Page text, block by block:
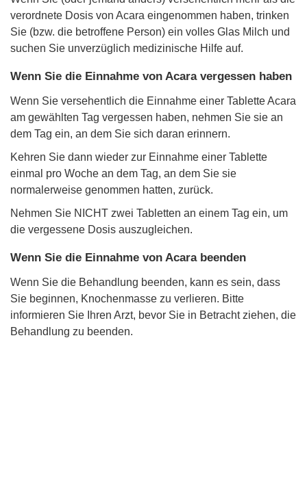
verordnete Dosis von Acara eingenommen haben, trinken
Sie (bzw. die betroffene Person) ein volles Glas Milch und
suchen Sie unverzüglich medizinische Hilfe auf.
Wenn Sie die Einnahme von Acara vergessen haben
Wenn Sie versehentlich die Einnahme einer Tablette Acara
am gewählten Tag vergessen haben, nehmen Sie sie an
dem Tag ein, an dem Sie sich daran erinnern.
Kehren Sie dann wieder zur Einnahme einer Tablette
einmal pro Woche an dem Tag, an dem Sie sie
normalerweise genommen hatten, zurück.
Nehmen Sie NICHT zwei Tabletten an einem Tag ein, um
die vergessene Dosis auszugleichen.
Wenn Sie die Einnahme von Acara beenden
Wenn Sie die Behandlung beenden, kann es sein, dass
Sie beginnen, Knochenmasse zu verlieren. Bitte
informieren Sie Ihren Arzt, bevor Sie in Betracht ziehen, die
Behandlung zu beenden.